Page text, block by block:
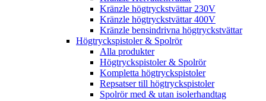
Kränzle högtryckstvättar 230V
Kränzle högtryckstvättar 400V
Kränzle bensindrivna högtryckstvättar
Högtryckspistoler & Spolrör
Alla produkter
Högtryckspistoler & Spolrör
Kompletta högtryckspistoler
Repsatser till högtryckspistoler
Spolrör med & utan isolerhandtag